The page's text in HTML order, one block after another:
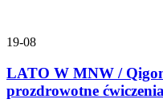
19-08
LATO W MNW /
prozdrowotne